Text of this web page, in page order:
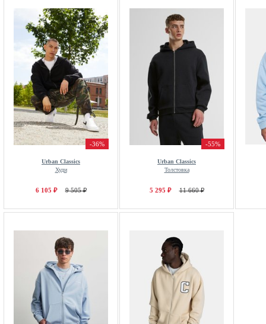
-36%
Urban Classics
Худи
6 105 ₽ 9 505 ₽
-55%
Urban Classics
Толстовка
5 295 ₽ 11 660 ₽